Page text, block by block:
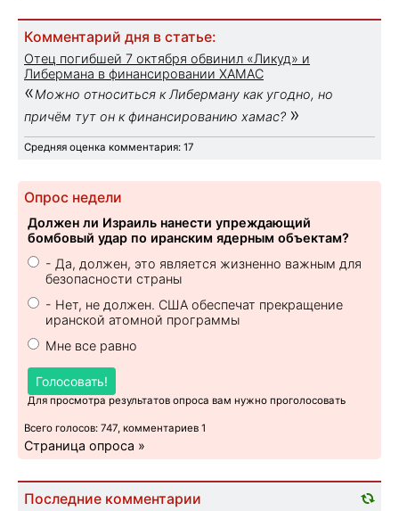
Комментарий дня в статье:
Отец погибшей 7 октября обвинил «Ликуд» и
Либермана в финансировании ХАМАС
«Можно относиться к Либерману как угодно, но
причём тут он к финансированию хамас? »
Средняя оценка комментария: 17
Опрос недели
Должен ли Израиль нанести упреждающий
бомбовый удар по иранским ядерным объектам?
- Да, должен, это является жизненно важным для
безопасности страны
- Нет, не должен. США обеспечат прекращение
иранской атомной программы
Мне все равно
Голосовать!
Для просмотра результатов опроса вам нужно проголосовать
Всего голосов: 747, комментариев 1
Страница опроса »
Последние комментарии